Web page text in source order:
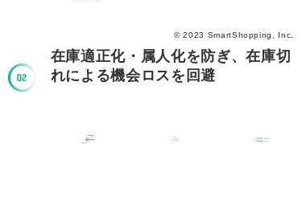
© 2023 SmartShopping, Inc.
在庫適正化・属人化を防ぎ、在庫切
れによる機会ロスを回避